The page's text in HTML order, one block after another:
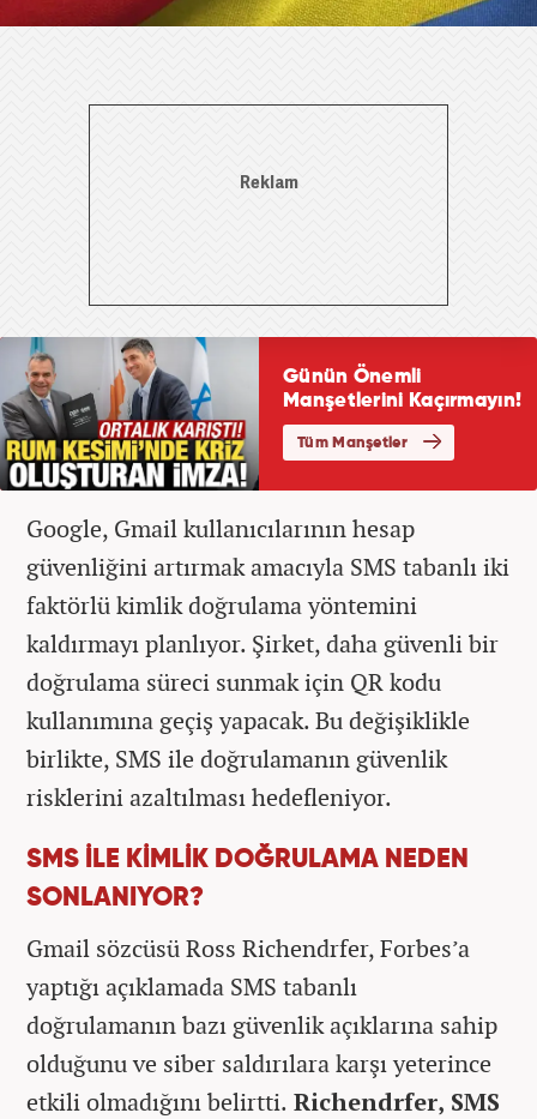
Google, Gmail kullanıcılarının hesap
güvenliğini artırmak amacıyla SMS tabanlı iki
faktörlü kimlik doğrulama yöntemini
kaldırmayı planlıyor. Şirket, daha güvenli bir
doğrulama süreci sunmak için QR kodu
kullanımına geçiş yapacak. Bu değişiklikle
birlikte, SMS ile doğrulamanın güvenlik
risklerini azaltılması hedefleniyor.
SMS İLE KİMLİK DOĞRULAMA NEDEN
SONLANIYOR?
Gmail sözcüsü Ross Richendrfer, Forbes’a
yaptığı açıklamada SMS tabanlı
doğrulamanın bazı güvenlik açıklarına sahip
olduğunu ve siber saldırılara karşı yeterince
etkili olmadığını belirtti. Richendrfer, SMS